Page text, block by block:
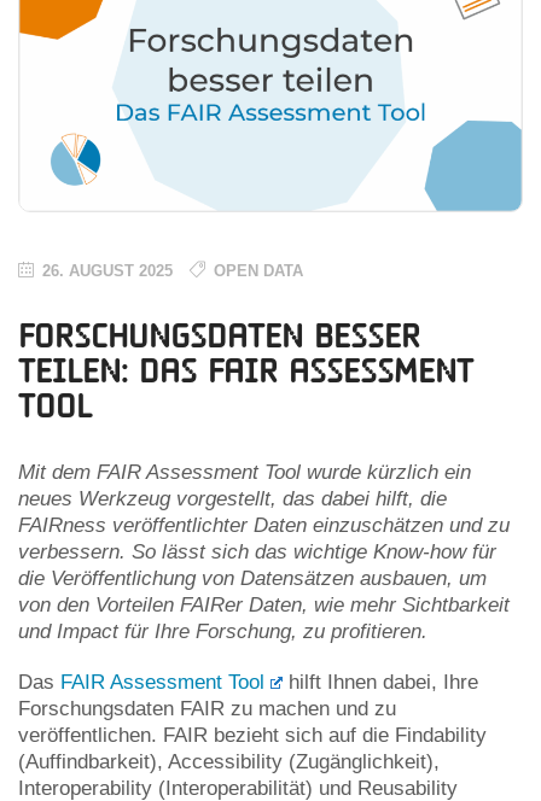
26. AUGUST 2025 OPEN DATA
Forschungsdaten besser
teilen: das FAIR Assessment
Tool
Mit dem FAIR Assessment Tool wurde kürzlich ein
neues Werkzeug vorgestellt, das dabei hilft, die
FAIRness veröffentlichter Daten einzuschätzen und zu
verbessern. So lässt sich das wichtige Know-how für
die Veröffentlichung von Datensätzen ausbauen, um
von den Vorteilen FAIRer Daten, wie mehr Sichtbarkeit
und Impact für Ihre Forschung, zu profitieren.
Das FAIR Assessment Tool
hilft Ihnen dabei, Ihre
Forschungsdaten FAIR zu machen und zu
veröffentlichen. FAIR bezieht sich auf die Findability
(Auffindbarkeit), Accessibility (Zugänglichkeit),
Interoperability (Interoperabilität) und Reusability